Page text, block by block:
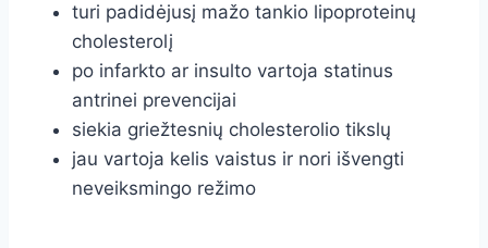
turi padidėjusį mažo tankio lipoproteinų
cholesterolį
po infarkto ar insulto vartoja statinus
antrinei prevencijai
siekia griežtesnių cholesterolio tikslų
jau vartoja kelis vaistus ir nori išvengti
neveiksmingo režimo